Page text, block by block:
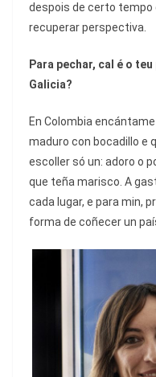
despois de certo tempo
recuperar perspectiva.
Para pechar, cal é o
Galicia?
En Colombia
maduro con bocadillo e
escoller só un: adoro o
que teña marisco. A
cada lugar, e para min,
forma de coñecer un